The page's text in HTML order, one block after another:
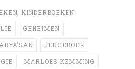
, KINDERBOEKEN
GEHEIMEN
JEUGDBOEK
MARLOES KEMMING